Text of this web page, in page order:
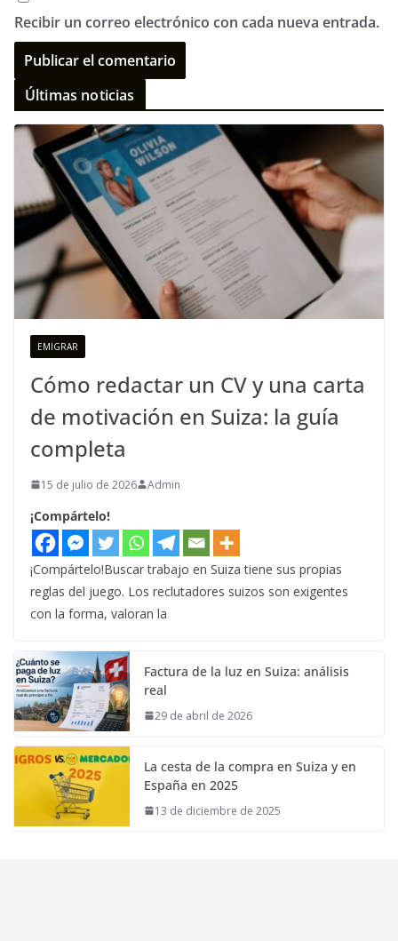
Recibir un correo electrónico con cada nueva entrada.
Últimas noticias
EMIGRAR
Cómo redactar un CV y una carta
de motivación en Suiza: la guía
completa
15 de julio de 2026 Admin
¡Compártelo!
¡Compártelo!Buscar trabajo en Suiza tiene sus propias
reglas del juego. Los reclutadores suizos son exigentes
con la forma, valoran la
Factura de la luz en Suiza: análisis
real
29 de abril de 2026
La cesta de la compra en Suiza y en
España en 2025
13 de diciembre de 2025